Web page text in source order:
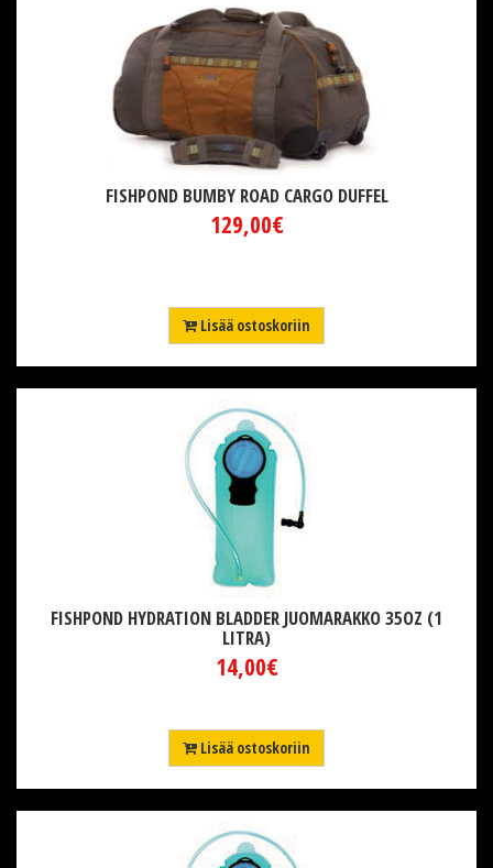
FISHPOND BUMBY ROAD CARGO DUFFEL
129,00€
Lisää ostoskoriin
FISHPOND HYDRATION BLADDER JUOMARAKKO 35OZ (1
LITRA)
14,00€
Lisää ostoskoriin